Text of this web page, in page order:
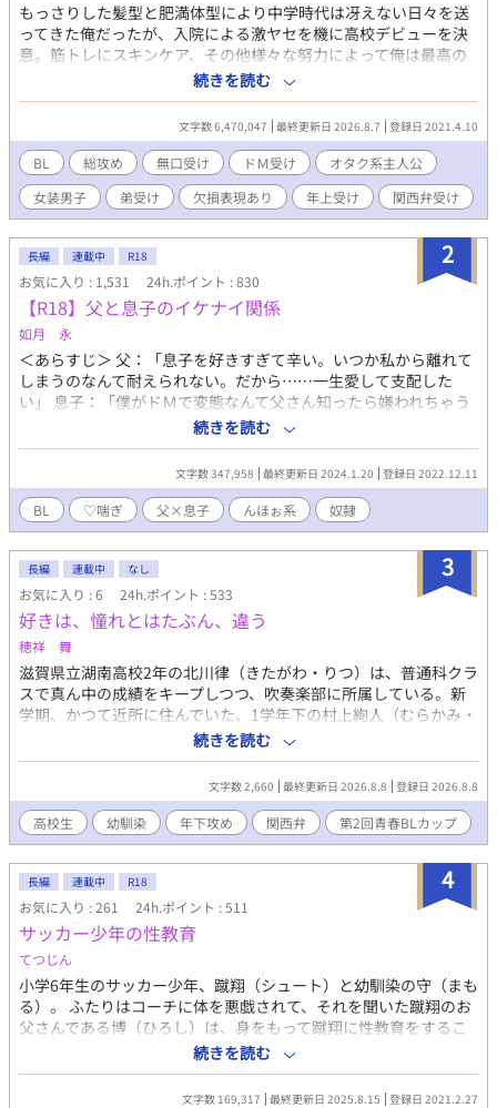
もっさりした髪型と肥満体型により中学時代は冴えない日々を送
ってきた俺だったが、入院による激ヤセを機に高校デビューを決
意。筋トレにスキンケア、その他様々な努力によって俺は最高の
ルックスとそこそこの自尊心を手に入れた！ 中学時代にやり込ん
だ乙ゲーやＢＬゲーを参考に、長身と美顔を武器に、名門男子校
の可愛い男子達を次々と攻略していく。 無口メカクレ男子、関西
弁のヤンキー、ビッチ系の女装男子、堅物メガネの副委員長、甘
え上手の現役アイドル、筋肉系の先輩、ワンコ系の後輩、父親違
いの弟、弱りきった元いじめっ子、耽美な生徒会長にその露払い
の副会長、盲目の芸術家とその兄達、おかっぱ頭の着物男子、胡
散臭い糸目な美少年、寂しがりな近所の小学生にその色っぽい父
親、やる気のないひねくれ留年男子……選り取りみどりの男子達
には第一印象をひっくり返す裏の顔が！？ ──以下注意事項──
※『』は電話やメッセージアプリのやり取りなど、（）は主人公
の心の声など、《》は主人公に聞き取り理解出来なかった外国語
など。 ※主人公総攻め。主人公は普通に浮気をします。 ※主人公
の心の声はうるさめ＆オタク色濃いめ。 ※受け達には全員ギャッ
プがあります。 ※登場人物のほとんどは貞操観念、倫理観などな
どが欠けています。 ※切り傷、火傷、手足の欠損、視覚障害等の
特徴を持つ受けが登場し、その描写があります。 ※受け同士の絡
みがあります(ほぐし合い、キス等) ※コメディ風味です、あくま
で風味です。 ※タイトルの後に（）でメインの登場人物名を記し
てあります。順次全話実装予定です。 ×がある場合は性的描写
アリ、＋の場合は軽い絡みまでとなっております。
続きを読む
文字数 6,470,047 最終更新日 2026.8.7 登録日 2021.4.10
BL 総攻め 無口受け ドＭ受け
オタク系主人公
女装男子
弟受け 欠損表現あり 年上受け 関西弁受け
2
長編 連載中 R18
お気に入り : 1,531 24h.ポイント : 830
【R18】父と息子のイケナイ関係
如月 永
＜あらすじ＞ 父：「息子を好きすぎて辛い。いつか私から離れて
しまうのなんて耐えられない。だから……一生愛して支配した
い」 息子：「僕がドＭで変態なんて父さん知ったら嫌われちゃう
よね。でも僕は母さんにしてたみたいにドＳな父さんに虐めて欲
しい」 父子家庭で仲良く暮らす二人は、実は長年両片思いだっ
た。 拗らせ過ぎた愛情はやっと成就し、ご主人様と奴隷の生活が
始まった。 ＜説明＆注意点＞ 父×息子。近親相姦。ストーリー性
０。エロ中心。ソフトＳＭ傾向。 設定も深くありませんので、血
の繋がりもそれほど気にせずとも読めるかも。 素人作品のため、
作者の気分次第で視点が急に変わったり、文体が変わる傾向があ
ります。特にエロ文章を試行錯誤中。 誤字脱字、話中の矛盾、変
態プレイなど気になら方はどうぞ頭からっぽにして読んでくださ
い。 ＜キャラクター覚書＞ ●父：御主人様。40代。Ｓっ気あり。
年齢に見合わず絶倫。妻（母）を亡くしてから息子が生きがい。
歪んだ愛が蓄積し、息子を奴隷とする。 息子を育てるために、在
宅で出来る仕事をし、家事全般にも優秀。 ●息子：大学生。20
代。快感に弱く流されやすい。父限定で淫乱ビッチ奴隷。物心が
ついた頃からドＭだと自覚あり。母似で、幼少は女の子とからか
われるのが嫌で、今は適度に身体を鍛えて身長も高い。通常時は
父を「オヤジ」、自分を「俺」と呼ぶが、えっちな状況や気分に
なると「父さん」「僕」と無意識に呼び方が変わる。 ●母（故
人）：作中にはほぼ出ませんが、息子が小学生の頃、病気で亡く
なる。父とは性癖が合い長年のセフレを経て妻になる。息子にと
っては母。
続きを読む
文字数 347,958 最終更新日 2024.1.20 登録日 2022.12.11
BL ♡喘ぎ 父×息子 んほぉ系 奴隷
3
長編 連載中 なし
お気に入り : 6 24h.ポイント : 533
好きは、憧れとはたぶん、違う
穂祥 舞
滋賀県立湖南高校2年の北川律（きたがわ・りつ）は、普通科クラ
スで真ん中の成績をキープしつつ、吹奏楽部に所属している。新
学期、かつて近所に住んでいた、1学年下の村上絢人（むらかみ・
あやと）が突然教室にやってきた。絢人は引っ越し先の熊本から
滋賀に戻ってきたのだったが、小学生の頃のひ弱な印象と違い、
背も伸びてイケメンに成長していた。律は絢人を吹奏楽部に勧誘
するが、絢人は手芸部に入部を決めていると答える。 律は双子の
兄で、理数科クラスのクラスリーダーを務める漣（れん）に対し
て何かとコンプレックスがあり、絢人が昔と同様、成績優秀な漣
に憧れの目を向けるのが何となく気に入らない。そんな中、熊本
に残りスケートに打ち込む絢人の兄・智大（ちひろ）の衣装のデ
ザインを絢人が手伝っていると知った律は、智大の試合を見たい
と絢人に言うが、何故か絢人は不機嫌になって……。 高校生にな
った幼馴染どうしが、お互いの兄を巻き込んで（？）、ちょっと
ずつ近づく話。
続きを読む
文字数 2,660 最終更新日 2026.8.8 登録日 2026.8.8
高校生 幼馴染 年下攻め 関西弁 第2回青春BLカップ
4
長編 連載中 R18
お気に入り : 261 24h.ポイント : 511
サッカー少年の性教育
てつじん
小学6年生のサッカー少年、蹴翔（シュート）と幼馴染の守（まも
る）。 ふたりはコーチに体を悪戯されて、それを聞いた蹴翔のお
父さんである博（ひろし）は、身をもって蹴翔に性教育をするこ
とになってしまう。 そして成り行きで蹴翔の幼馴染の守にも同様
に性教育をすること‥‥。 そこへ遠くに引っ越していた小学１年
生の駆（カケル）も戻ってきて加わり‥‥。
続きを読む
文字数 169,317 最終更新日 2025.8.15 登録日 2021.2.27